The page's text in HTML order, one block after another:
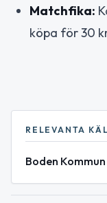
Matchfika:
köpa för 30
RELEVANTA
Boden Kommun